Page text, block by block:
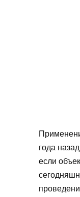
года
если